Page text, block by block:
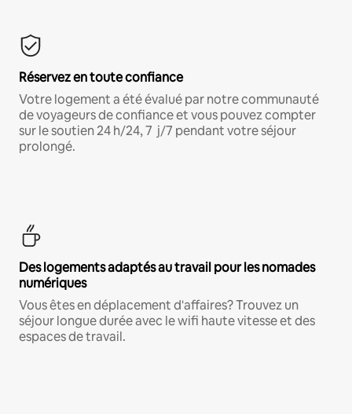
Réservez en toute confiance
Votre logement a été évalué par notre communauté
de voyageurs de confiance et vous pouvez compter
sur le soutien 24 h/24, 7 j/7 pendant votre séjour
prolongé.
Des logements adaptés au travail pour les nomades
numériques
Vous êtes en déplacement d'affaires? Trouvez un
séjour longue durée avec le wifi haute vitesse et des
espaces de travail.